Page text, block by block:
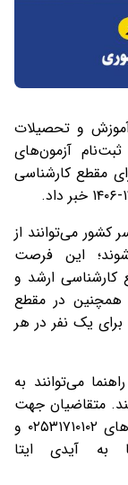
و تحصیلات
آزمون‌های
مقطع کارشناسی
کشور می‌توانند از
این فرصت
مقطع کارشناسی ارشد و
در مقطع
یک نفر در هر
می‌توانند به
متقاضیان جهت
کسب اطلاعات بیشتر نیز می‌توانند با شماره‌های ۰۲۵۳۱۷۱۰۱۰۲ و